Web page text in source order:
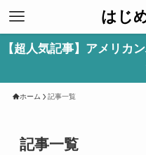
はじ
【超人気記事】アメリカ
ホーム 記事一覧
記事一覧